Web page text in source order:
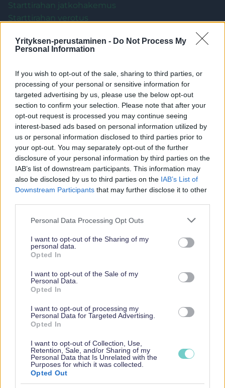
Yrityksen-perustaminen - Do Not Process My
Personal Information
If you wish to opt-out of the sale, sharing to third parties, or
processing of your personal or sensitive information for
targeted advertising by us, please use the below opt-out
section to confirm your selection. Please note that after your
opt-out request is processed you may continue seeing
interest-based ads based on personal information utilized by
us or personal information disclosed to third parties prior to
your opt-out. You may separately opt-out of the further
disclosure of your personal information by third parties on the
IAB’s list of downstream participants. This information may
also be disclosed by us to third parties on the IAB’s List of
Downstream Participants that may further disclose it to other
Please note that this website/app uses one or more Google
not limited to your visit or usage behaviour. You may click to
grant or deny consent to Google and its third-party tags to
use your data for below specified purposes in below Google
consent section.
Personal Data Processing Opt Outs
I want to opt-out of the Sharing of my
personal data.
Opted In
I want to opt-out of the Sale of my
Personal Data.
Opted In
I want to opt-out of processing my
Personal Data for Targeted Advertising.
Opted In
I want to opt-out of Collection, Use,
Retention, Sale, and/or Sharing of my
Personal Data that Is Unrelated with the
Purposes for which it was collected.
Opted Out
Starttirahan jatkohakemus
Starttirahan verotus
Starttirahan ehdot
Kaikki artikkelit
Valmistautuminen Yrittäjyyteen
Yrityksen pankkitili eli yritystili
Myyntikate eli katetuotto – mitä se tarkoittaa ja
miten myyntikateprosentti lasketaan?
Yrityksen toimiala
Yrittäjyys – onko sinusta yrittäjäksi?
Yrityksen nimi
Yrityksen arvot, missio ja visio
Kaikki artikkelit
Vakuutukset